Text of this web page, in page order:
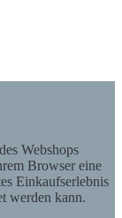
Webshops
Browser eine
Einkaufserlebnis
werden kann.